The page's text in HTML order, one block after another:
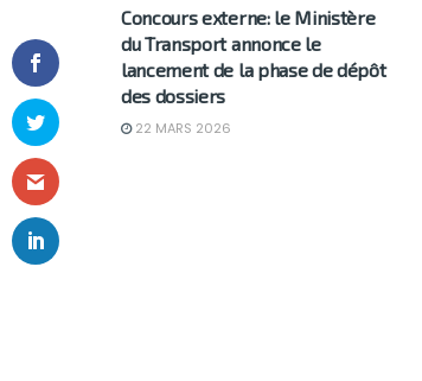
Concours externe: le Ministère
du Transport annonce le
lancement de la phase de dépôt
des dossiers
22 MARS 2026